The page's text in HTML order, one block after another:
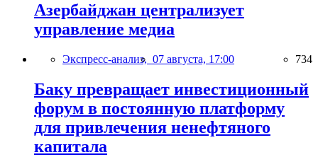
Азербайджан централизует
управление медиа
Экспресс-анализ, 07 августа, 17:00 734
Баку превращает инвестиционный
форум в постоянную платформу
для привлечения ненефтяного
капитала